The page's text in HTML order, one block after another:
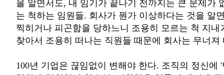
을 알면서도, 내 임기가 끝나기 전까지는 큰 문제가
는 척하는 임원들. 회사가 뭔가 이상하다는 것을 알
찍히거나 피곤함을 당하느니 조용히 모르는 척 지내
찾아서 조용히 떠나는 직원들 때문에 회사는 무너져
100년 기업은 끊임없이 변해야 한다. 조직의 정신에